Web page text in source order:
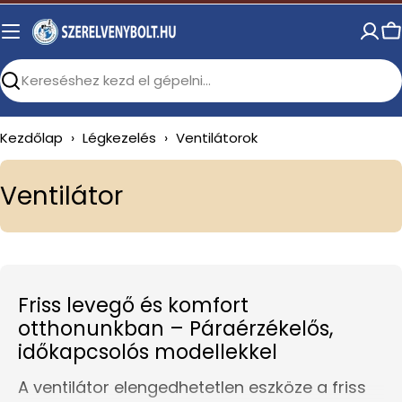
Skip
to
Search
Kezdőlap › Légkezelés › Ventilátorok
C
o
Ventilátor
Friss levegő és komfort
otthonunkban – Páraérzékelős,
időkapcsolós modellekkel
A ventilátor elengedhetetlen eszköze a friss